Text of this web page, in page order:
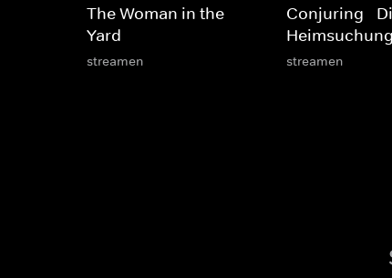
The Woman in the
Yard
streamen
Conjuring -
Heimsuchung
streamen